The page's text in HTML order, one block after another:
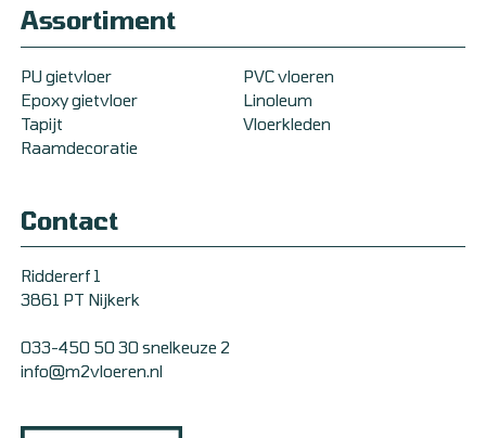
Assortiment
PU gietvloer
PVC vloeren
Epoxy gietvloer
Linoleum
Tapijt
Vloerkleden
Raamdecoratie
Contact
Riddererf 1
3861 PT Nijkerk
033-450 50 30 snelkeuze 2
info@m2vloeren.nl